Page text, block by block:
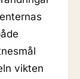
vikten